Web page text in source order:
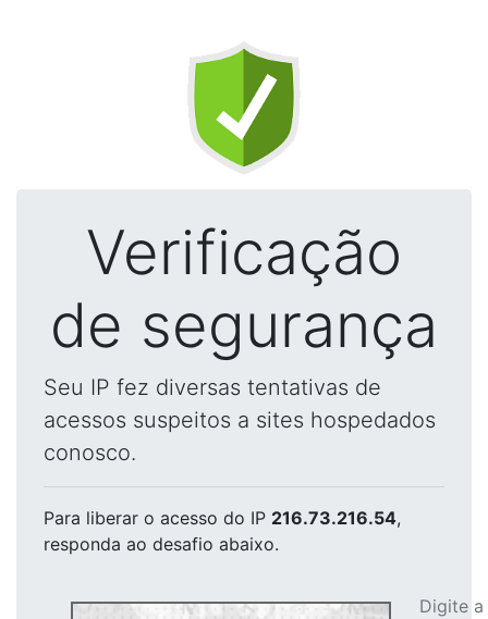
Verificação
de segurança
Seu IP fez diversas tentativas de
acessos suspeitos a sites hospedados
conosco.
Para liberar o acesso do IP 216.73.216.54,
responda ao desafio abaixo.
Digite